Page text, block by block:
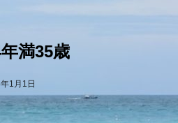
満35歳
1月1日